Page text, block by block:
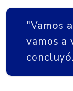
"Vamos
vamos a
concluyó.